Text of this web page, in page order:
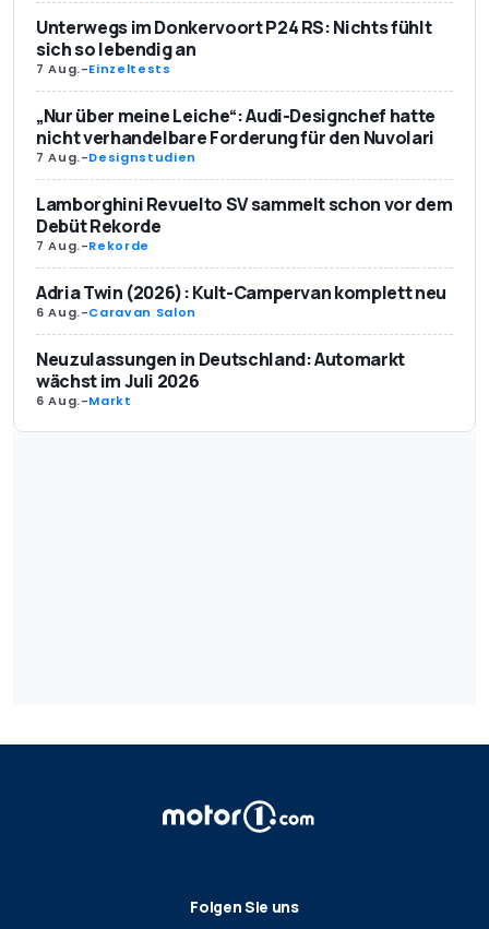
Unterwegs im Donkervoort P24 RS: Nichts fühlt
sich so lebendig an
7 Aug.-Einzeltests
„Nur über meine Leiche“: Audi-Designchef hatte
nicht verhandelbare Forderung für den Nuvolari
7 Aug.-Designstudien
Lamborghini Revuelto SV sammelt schon vor dem
Debüt Rekorde
7 Aug.-Rekorde
Adria Twin (2026): Kult-Campervan komplett neu
6 Aug.-Caravan Salon
Neuzulassungen in Deutschland: Automarkt
wächst im Juli 2026
6 Aug.-Markt
Folgen Sie uns